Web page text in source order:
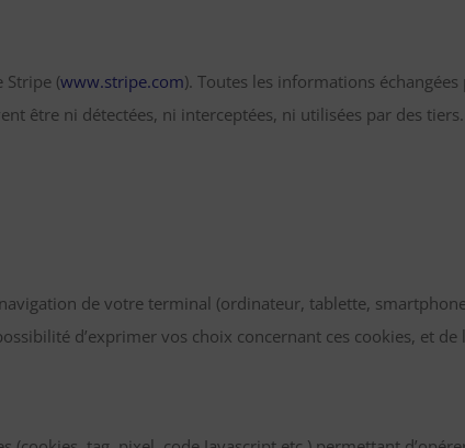
Stripe (www.stripe.com). Toutes les informations
être ni détectées, ni interceptées, ni utilisées par des
de votre terminal (ordinateur, tablette,
d’exprimer vos choix concernant ces cookies, et